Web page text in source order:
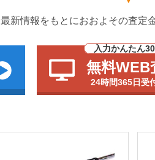
最新情報をもとにおおよその査定
入力かんたん30
無料WEB
24時間365日受